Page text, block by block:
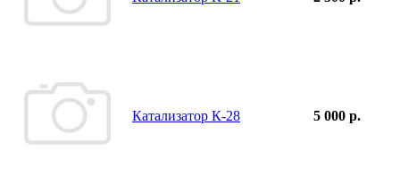
Катализатор К-28 5 000 р.